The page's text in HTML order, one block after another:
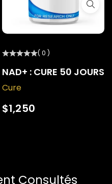
( 0 )
NAD+ : CURE 50 JOURS
Cure
$1,250
Consultés